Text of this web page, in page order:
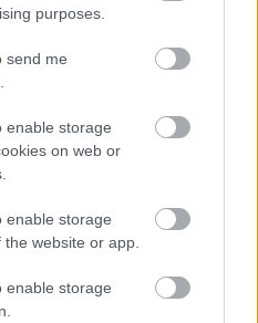
purposes.
send me
enable storage
on web or
enable storage
website or app.
enable storage